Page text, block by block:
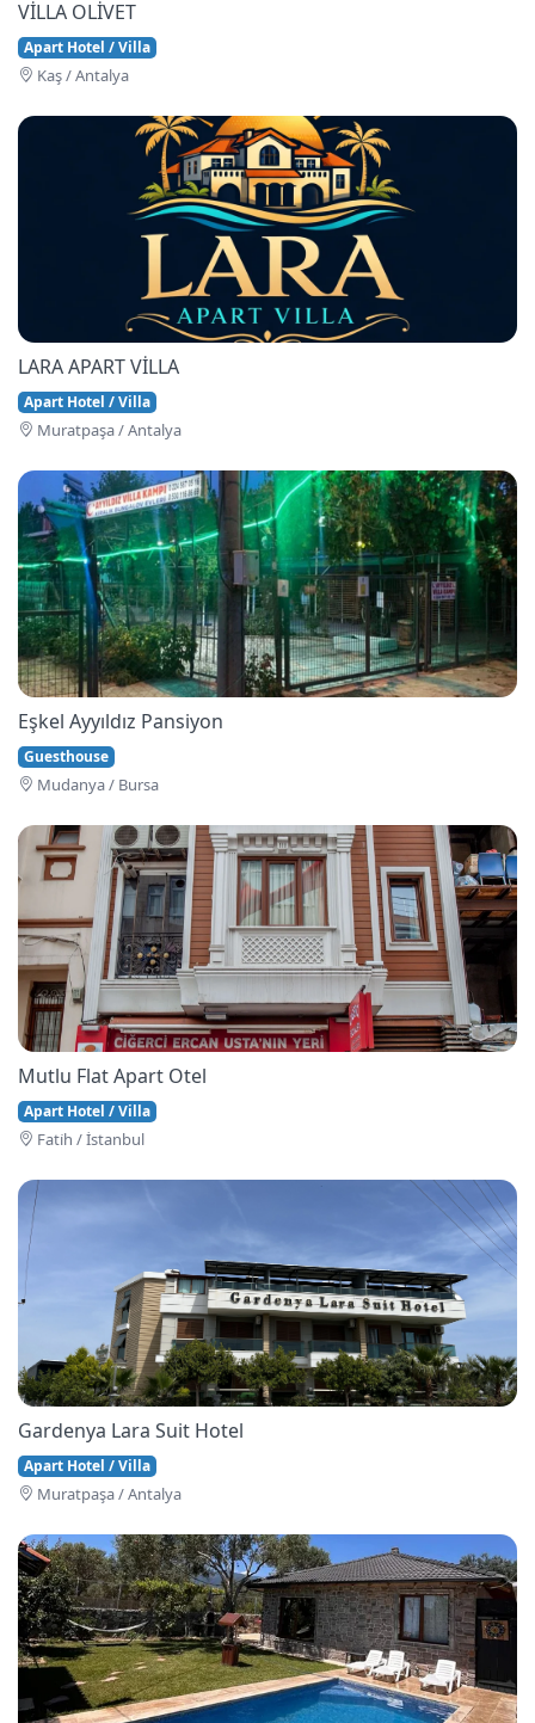
VİLLA OLİVET
Apart Hotel / Villa
Kaş / Antalya
LARA APART VİLLA
Apart Hotel / Villa
Muratpaşa / Antalya
Eşkel Ayyıldız Pansiyon
Guesthouse
Mudanya / Bursa
Mutlu Flat Apart Otel
Apart Hotel / Villa
Fati̇h / İstanbul
Gardenya Lara Suit Hotel
Apart Hotel / Villa
Muratpaşa / Antalya